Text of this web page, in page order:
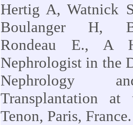
Hertig A, Watnick
Boulanger H,
Rondeau E., A
Nephrologist in the
Nephrology
Transplantation at
Tenon, Paris, France.